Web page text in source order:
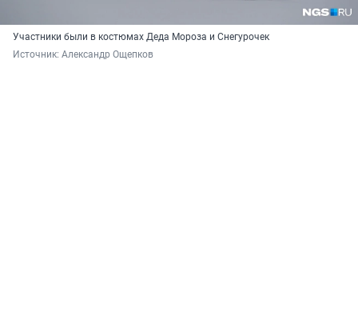
Участники были в костюмах Деда Мороза и Снегурочек
Источник: Александр Ощепков